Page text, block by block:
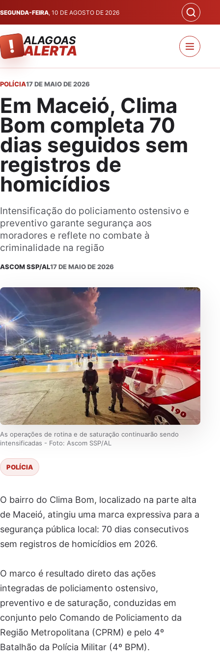
SEGUNDA-FEIRA, 10 DE AGOSTO DE 2026
! ALAGOAS
ALERTA
POLÍCIA17 DE MAIO DE 2026
Em Maceió, Clima
Bom completa 70
dias seguidos sem
registros de
homicídios
Intensificação do policiamento ostensivo e
preventivo garante segurança aos
moradores e reflete no combate à
criminalidade na região
ASCOM SSP/AL17 DE MAIO DE 2026
As operações de rotina e de saturação continuarão sendo
intensificadas - Foto: Ascom SSP/AL
POLÍCIA
O bairro do Clima Bom, localizado na parte alta
de Maceió, atingiu uma marca expressiva para a
segurança pública local: 70 dias consecutivos
sem registros de homicídios em 2026.
O marco é resultado direto das ações
integradas de policiamento ostensivo,
preventivo e de saturação, conduzidas em
conjunto pelo Comando de Policiamento da
Região Metropolitana (CPRM) e pelo 4º
Batalhão da Polícia Militar (4º BPM).